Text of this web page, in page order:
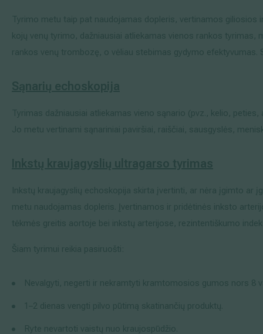
Tyrimo metu taip pat naudojamas dopleris, vertinamos giliosios
kojų venų tyrimo, dažniausiai atliekamas vienos rankos tyrimas,
rankos venų trombozę, o vėliau stebimas gydymo efektyvumas.
Sąnarių echoskopija
Tyrimas dažniausiai atliekamas vieno sąnario (pvz., kelio,
Jo metu vertinami sąnariniai paviršiai, raiščiai, sausgyslės,
Inkstų kraujagyslių ultragarso tyrimas
Inkstų kraujagyslių echoskopija skirta įvertinti, ar nėra įgimto ar
metu naudojamas dopleris. Įvertinamos ir pridėtinės inksto
tėkmės greitis aortoje bei inkstų arterijose, rezintentiškumo
Šiam tyrimui reikia pasiruošti:
Nevalgyti, negerti ir nekramtyti kramtomosios gumos nors 8
1–2 dienas vengti pilvo pūtimą skatinančių produktų.
Ryte nevartoti vaistų nuo kraujospūdžio.